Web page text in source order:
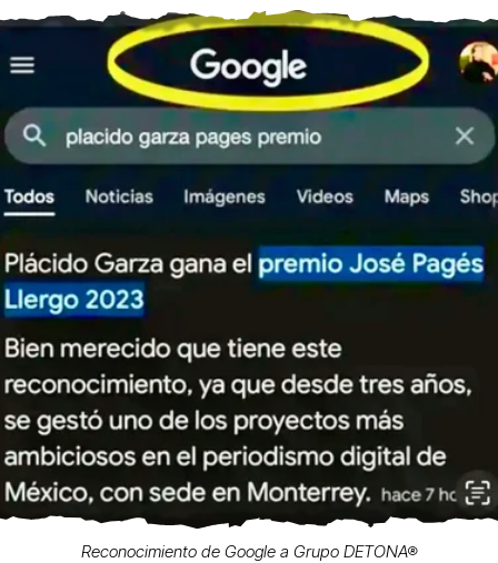
Reconocimiento de Google a Grupo DETONA®